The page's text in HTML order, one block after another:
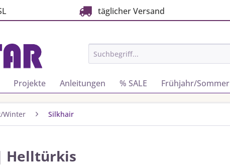
täglicher Versand
Projekte Anleitungen % SALE Frühjahr/Sommer
Winter Silkhair
Helltürkis